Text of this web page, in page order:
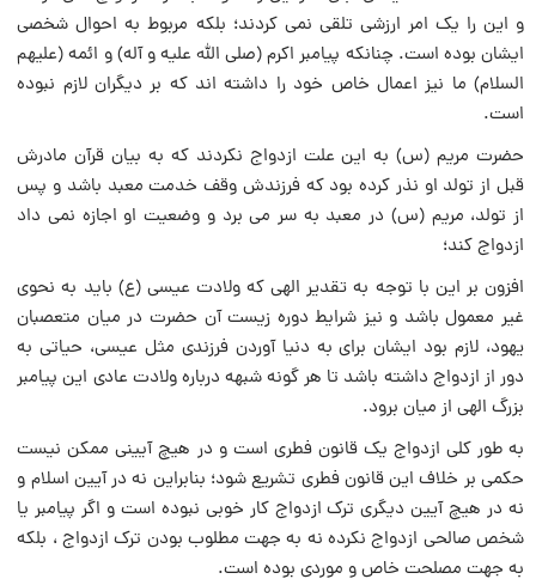
و این را یک امر ارزشی تلقی نمی کردند؛ بلکه مربوط به احوال شخصی
ایشان بوده است. چنانکه پیامبر اکرم (صلى الله عليه و آله) و ائمه (علیهم
السلام) ما نیز اعمال خاص خود را داشته اند که بر دیگران لازم نبوده
است.
حضرت مریم (س) به این علت ازدواج نکردند که به بیان قرآن مادرش
قبل از تولد او نذر کرده بود که فرزندش وقف خدمت معبد باشد و پس
از تولد، مریم (س) در معبد به سر می برد و وضعیت او اجازه نمی داد
ازدواج کند؛
افزون بر این با توجه به تقدیر الهی که ولادت عیسی (ع) باید به نحوی
غیر معمول باشد و نیز شرایط دوره زیست آن حضرت در میان متعصبان
یهود، لازم بود ایشان برای به دنیا آوردن فرزندی مثل عیسی، حیاتی به
دور از ازدواج داشته باشد تا هر گونه شبهه درباره ولادت عادی این پیامبر
بزرگ الهی از میان برود.
به طور کلی ازدواج یک قانون فطری است و در هیچ آیینی ممکن نیست
حکمی بر خلاف این قانون فطری تشریع شود؛ بنابراین نه در آیین اسلام و
نه در هیچ آیین دیگری ترک ازدواج کار خوبی نبوده است و اگر پیامبر یا
شخص صالحی ازدواج نکرده نه به جهت مطلوب بودن ترک ازدواج ، بلکه
به جهت مصلحت خاص و موردی بوده است.